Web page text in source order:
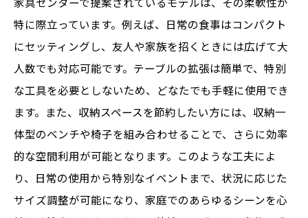
特に際立っています。例えば、日常の食事はコンパクト
にセッティングし、友人や家族を招くときには広げて大
人数でも対応可能です。テーブルの拡張は簡単で、特別
な工具を必要としないため、どなたでも手軽に使用でき
ます。また、収納スペースを節約したい方には、収納一
体型のベンチや椅子を組み合わせることで、さらに効率
的な空間利用が可能となります。このような工夫によ
り、日常の使用から特別なイベントまで、状況に応じた
サイズ調整が可能になり、家庭でのあらゆるシーンを心